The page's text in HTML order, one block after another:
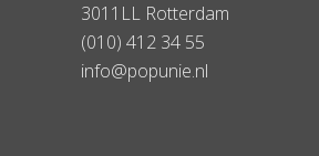
3011LL Rotterdam
(010) 412 34 55
info@popunie.nl